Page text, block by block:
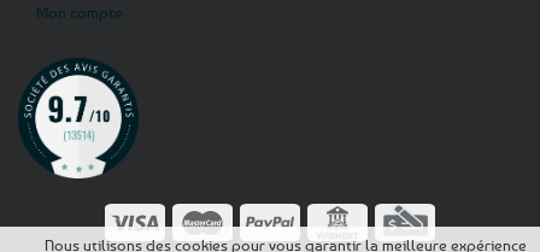
Mon compte
Nous utilisons des cookies pour vous garantir la meilleure expérience